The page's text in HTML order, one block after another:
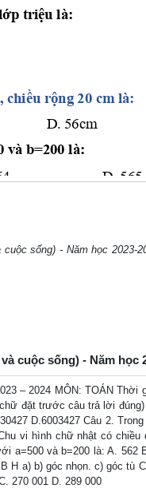
sống) - Năm học 2023-
cuộc sống) - Năm học
– 2024 MÔN: TOÁN Thời
đặt trước câu trả lời
D.6003427 Câu 2.
vi hình chữ nhật có chiều
a=500 và b=200 là: A. 562
H a) b) góc nhọn. c) góc tù
270 001 D. 289 000